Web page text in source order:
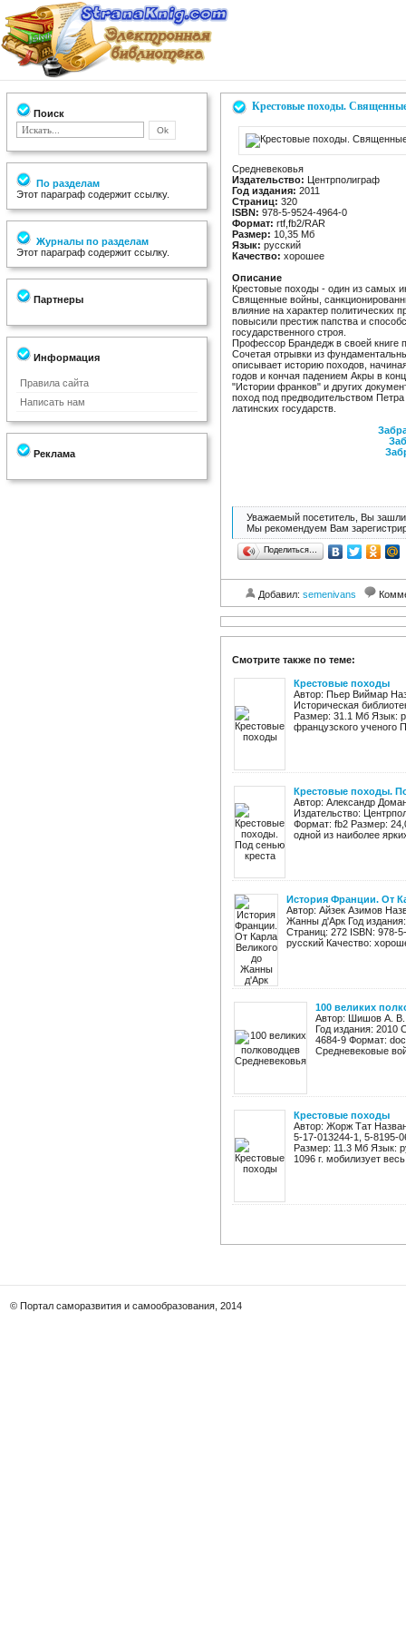
Поиск
По разделам
Этот параграф содержит ссылку.
Журналы по разделам
Этот параграф содержит ссылку.
Партнеры
Информация
Правила сайта
Написать нам
Реклама
Крестовые походы.
Средневековья
Издательство: Центрполиграф
Год издания: 2011
Страниц: 320
ISBN: 978-5-9524-4964-0
Формат: rtf,fb2/RAR
Размер: 10,35 Мб
Язык: русский
Качество: хорошее
Описание
Крестовые походы - один из самых
Священные войны,
влияние на характер политических
повысили престиж папства и
государственного строя.
Профессор Брандедж в своей книге
Сочетая отрывки из
описывает историю походов,
годов и кончая падением Акры в
"Истории франков" и других
поход под предводительством
латинских государств.
Уважаемый посетитель, Вы зашли
Мы рекомендуем Вам
Поделиться…
Добавил: semenivans
Смотрите также по теме:
Крестовые походы
Автор: Пьер Виймар
Историческая
Размер: 31.1 Мб Язык:
французского ученого
Крестовые походы.
Автор: Александр
Издательство:
Формат: fb2 Размер:
одной из наиболее
История Франции. От
Автор: Айзек Азимов
Жанны д'Арк Год
Страниц: 272 ISBN: 978-
русский Качество:
100 великих
Автор: Шишов А. В.
Год издания: 2010
4684-9 Формат:
Средневековые
Крестовые походы
Автор: Жорж Тат
5-17-013244-1, 5-8195-
Размер: 11.3 Мб Язык:
1096 г. мобилизует
© Портал саморазвития и самообразования, 2014